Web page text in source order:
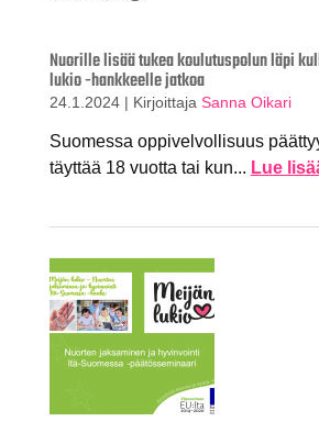
Nuorille lisää tukea koulutuspolun läpi
lukio -hankkeelle jatkoa
24.1.2024 | Kirjoittaja Sanna Oikari
Suomessa oppivelvollisuus
täyttää 18 vuotta tai kun... Lue